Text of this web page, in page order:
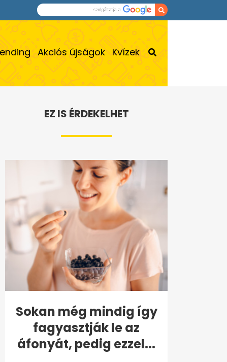
Akciós újságok Kvízek
EZ IS ÉRDEKELHET
Sokan még mindig így
fagyasztják le az
áfonyát, pedig ezzel...